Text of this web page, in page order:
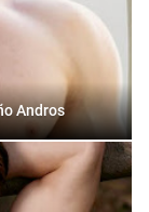
Andros